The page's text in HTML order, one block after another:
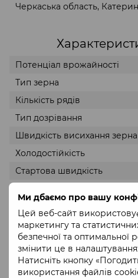
Ми дбаємо про вашу
Цей веб-сайт
маркетингу та
безпечної та оптимальної
змінити це в
Натисніть кнопку
використання файлів
Черкаська область,
Потенціал врожайності
Тип зерна
Кількість рядів
Тип дозрівання
Швидкість висихання зерна
Холодостійкість
Стартова швидкість
Степ
Лісостеп